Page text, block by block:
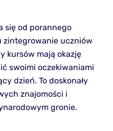
się od porannego
zintegrowanie uczniów
kursów mają okazję
swoimi oczekiwaniami
dzień. To doskonały
znajomości i
gronie.